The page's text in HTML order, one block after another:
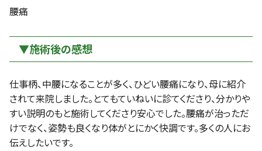
腰痛
▼施術後の感想
仕事柄、中腰になることが多く、ひどい腰痛になり、母に紹介
されて来院しました。とてもていねいに診てくださり、分かりや
すい説明のもと施術してくださり安心でした。腰痛が治っただ
けでなく、姿勢も良くなり体がとにかく快調です。多くの人にお
伝えしたいです。